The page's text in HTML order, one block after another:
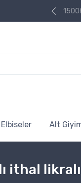
kargo bedava
Elbiseler Alt
ithal